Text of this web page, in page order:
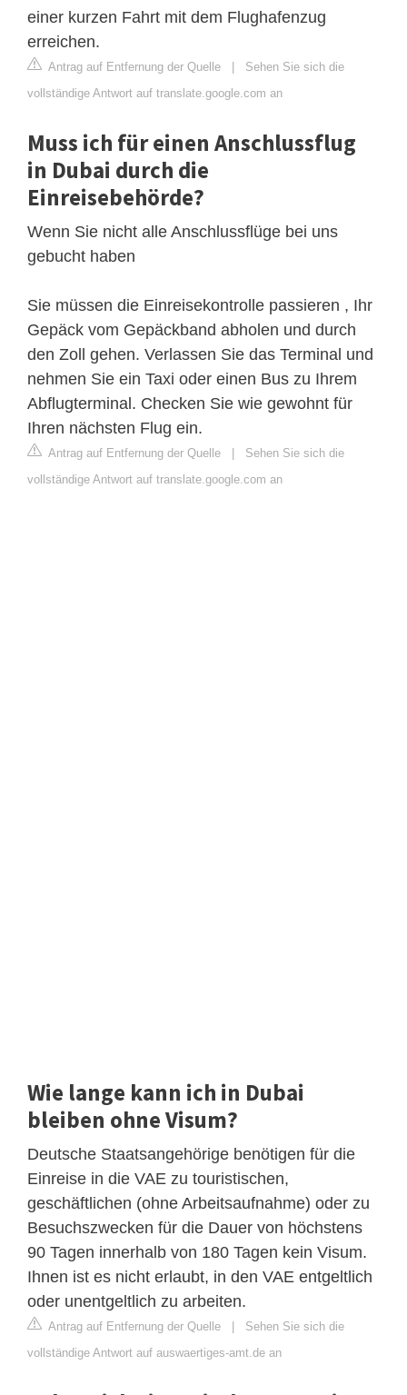
einer kurzen Fahrt mit dem Flughafenzug
erreichen.
Antrag auf Entfernung der Quelle | Sehen Sie sich die
vollständige Antwort auf translate.google.com an
Muss ich für einen Anschlussflug
in Dubai durch die
Einreisebehörde?
Wenn Sie nicht alle Anschlussflüge bei uns
gebucht haben
Sie müssen die Einreisekontrolle passieren , Ihr
Gepäck vom Gepäckband abholen und durch
den Zoll gehen. Verlassen Sie das Terminal und
nehmen Sie ein Taxi oder einen Bus zu Ihrem
Abflugterminal. Checken Sie wie gewohnt für
Ihren nächsten Flug ein.
Antrag auf Entfernung der Quelle | Sehen Sie sich die
vollständige Antwort auf translate.google.com an
Wie lange kann ich in Dubai
bleiben ohne Visum?
Deutsche Staatsangehörige benötigen für die
Einreise in die VAE zu touristischen,
geschäftlichen (ohne Arbeitsaufnahme) oder zu
Besuchszwecken für die Dauer von höchstens
90 Tagen innerhalb von 180 Tagen kein Visum.
Ihnen ist es nicht erlaubt, in den VAE entgeltlich
oder unentgeltlich zu arbeiten.
Antrag auf Entfernung der Quelle | Sehen Sie sich die
vollständige Antwort auf auswaertiges-amt.de an